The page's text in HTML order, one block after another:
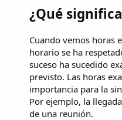
¿Qué
Cuando vemos horas
horario se ha
suceso ha sucedido
previsto. Las horas
importancia para la
Por ejemplo, la
de una reunión.